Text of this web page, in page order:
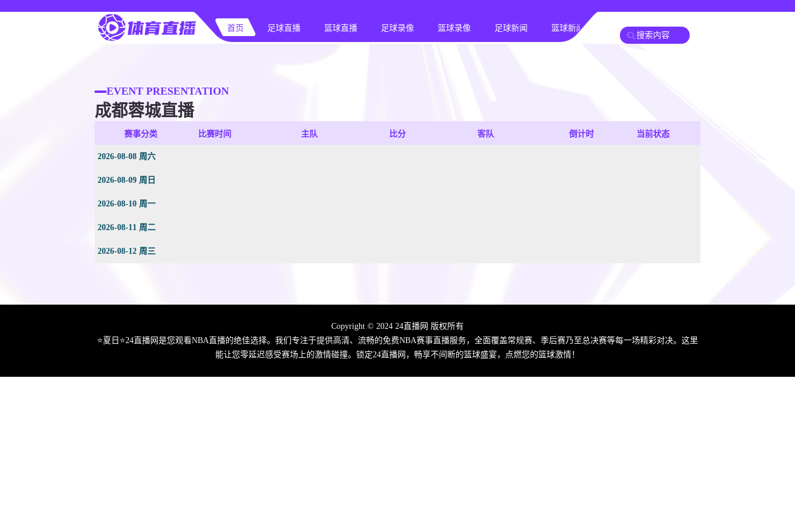
首页 足球直播 篮球直播 足球录像 篮球录像 足球新闻 篮球新闻
EVENT PRESENTATION
成都蓉城直播
赛事分类 比赛时间 主队 比分 客队 倒计时 当前状态
2026-08-08 周六
2026-08-09 周日
2026-08-10 周一
2026-08-11 周二
2026-08-12 周三
Copyright © 2024 24直播网 版权所有
⭐️夏日⭐24直播网是您观看NBA直播的绝佳选择。我们专注于提供高清、流畅的免费NBA赛事直播服务，全面覆盖常规赛、季后赛乃至总决赛等每一场精彩对决。这里
能让您零延迟感受赛场上的激情碰撞。锁定24直播网，畅享不间断的篮球盛宴，点燃您的篮球激情！